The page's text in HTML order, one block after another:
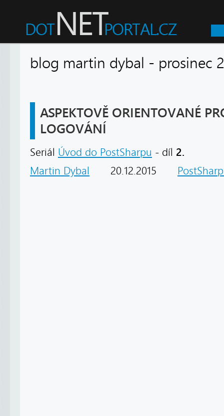
blog martin dybal -
ASPEKTOVĚ ORIENTOVANÉ
LOGOVÁNÍ
Seriál Úvod do PostSharpu - díl 2.
Martin Dybal 20.12.2015